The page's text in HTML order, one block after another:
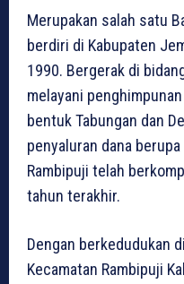
Merupakan salah satu
berdiri di Kabupaten
1990. Bergerak di
melayani
bentuk Tabungan dan
penyaluran dana
Rambipuji telah
tahun terakhir.
Dengan berkedudukan
Kecamatan Rambipuji